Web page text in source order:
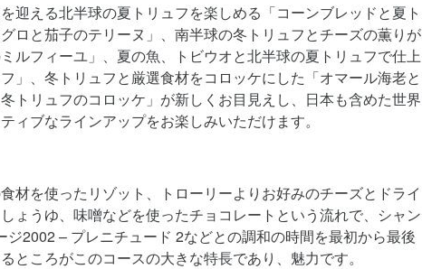
迎える北半球の夏トリュフを楽しめる「コーンブレッドと夏ト
ロと茄子のテリーヌ」、南半球の冬トリュフとチーズの薫りが
ルフィーユ」、夏の魚、トビウオと北半球の夏トリュフで仕上
」、冬トリュフと厳選食材をコロッケにした「オマール海老と
トリュフのコロッケ」が新しくお目見えし、日本も含めた世界
ィブなラインアップをお楽しみいただけます。
材を使ったリゾット、トローリーよりお好みのチーズとドライ
ょうゆ、味噌などを使ったチョコレートという流れで、シャン
2002 – プレニチュード 2などとの調和の時間を最初から最後
ところがこのコースの大きな特長であり、魅力です。